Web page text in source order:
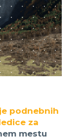
podnebnih
za
mestu